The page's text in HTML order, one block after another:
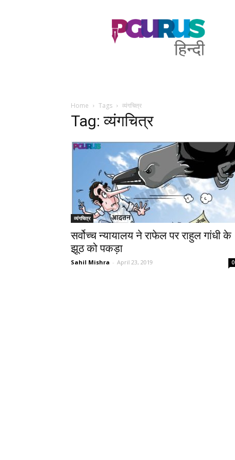
PGurus
Hindi
Home Tags व्यंगचित्र
Tag: व्यंगचित्र
व्यंगचित्र
सर्वोच्च न्यायालय ने राफेल पर राहुल गांधी के
झूठ को पकड़ा
Sahil Mishra - April 23, 2019 0